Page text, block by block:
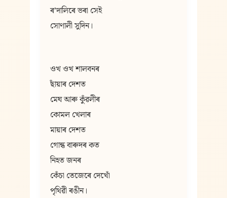
ৰʼদালিৰে ভৰা সেই
সোণালী সুদিন।
ওখ ওখ শালবনৰ
ছাঁয়াৰ দেশত
মেঘ আৰু কুঁৱলীৰ
কোমল খেলাৰ
মায়াৰ দেশত
গোন্ধ বাৰুদৰ কত
নিহত জনৰ
কেঁচা তেজেৰে দেখোঁ
পৃথিৱী ৰঙীন।